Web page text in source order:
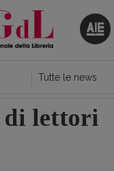
di lettori